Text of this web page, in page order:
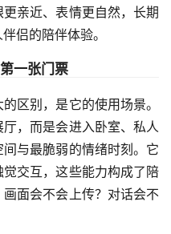
亲近、表情更自然，长期
侣的陪伴体验。
一张门票
区别，是它的使用场景。
，而是会进入卧室、私人
与最脆弱的情绪时刻。它
交互，这些能力构成了陪
面会不会上传？对话会不